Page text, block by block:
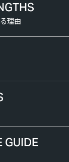
理由
GUIDE